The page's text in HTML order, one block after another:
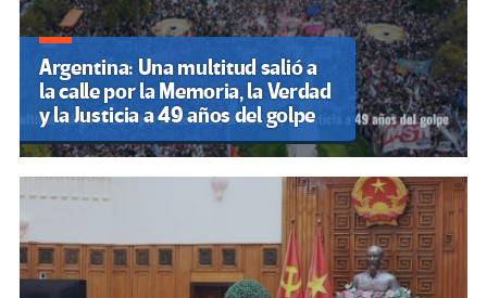
Argentina: Una multitud salió a
la calle por la Memoria, la Verdad
y la Justicia a 49 años del golpe